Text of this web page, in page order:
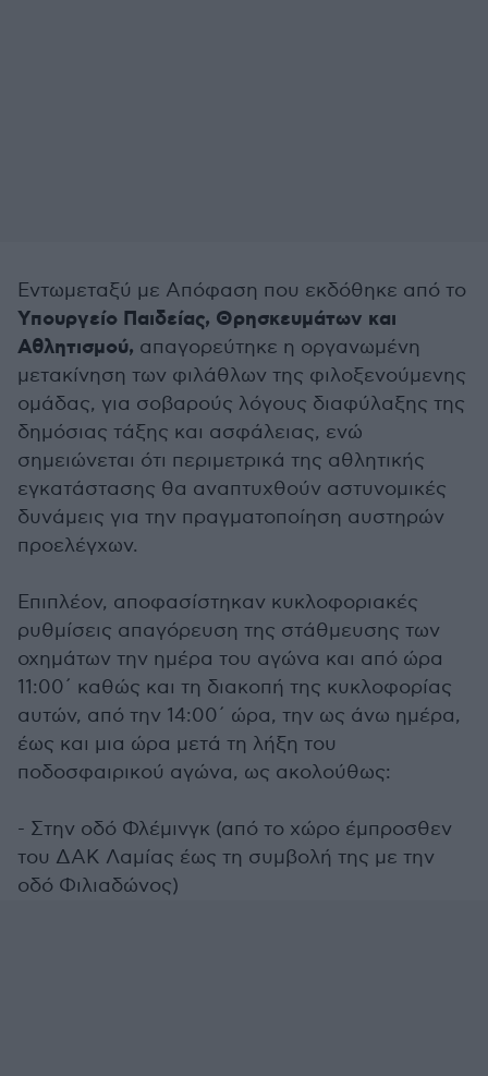
Εντωμεταξύ με Απόφαση που εκδόθηκε από το
Υπουργείο Παιδείας, Θρησκευμάτων και
Αθλητισμού, απαγορεύτηκε η οργανωμένη
μετακίνηση των φιλάθλων της φιλοξενούμενης
ομάδας, για σοβαρούς λόγους διαφύλαξης της
δημόσιας τάξης και ασφάλειας, ενώ
σημειώνεται ότι περιμετρικά της αθλητικής
εγκατάστασης θα αναπτυχθούν αστυνομικές
δυνάμεις για την πραγματοποίηση αυστηρών
προελέγχων.
Επιπλέον, αποφασίστηκαν κυκλοφοριακές
ρυθμίσεις απαγόρευση της στάθμευσης των
οχημάτων την ημέρα του αγώνα και από ώρα
11:00΄ καθώς και τη διακοπή της κυκλοφορίας
αυτών, από την 14:00΄ ώρα, την ως άνω ημέρα,
έως και μια ώρα μετά τη λήξη του
ποδοσφαιρικού αγώνα, ως ακολούθως:
- Στην οδό Φλέμινγκ (από το χώρο έμπροσθεν
του ΔΑΚ Λαμίας έως τη συμβολή της με την
οδό Φιλιαδώνος)